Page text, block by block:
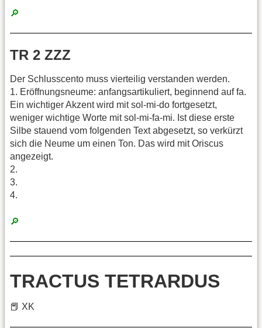
🔎
TR 2 ZZZ
Der Schlusscento muss vierteilig verstanden werden.
1. Eröffnungsneume: anfangsartikuliert, beginnend auf fa.
Ein wichtiger Akzent wird mit sol-mi-do fortgesetzt,
weniger wichtige Worte mit sol-mi-fa-mi. Ist diese erste
Silbe stauend vom folgenden Text abgesetzt, so verkürzt
sich die Neume um einen Ton. Das wird mit Oriscus
angezeigt.
2.
3.
4.
🔎
TRACTUS TETRARDUS
📕 XK